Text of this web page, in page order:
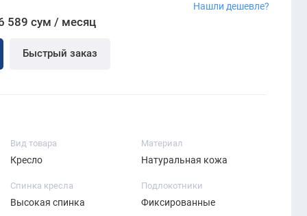
589 сум / месяц
Быстрый заказ
Нашли дешевле?
Вид товара
Кресло
Материал
Натуральная кожа
Спинка кресла
Высокая спинка
Подлокотники
Фиксированные